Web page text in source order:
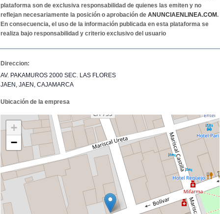
plataforma son de exclusiva responsabilidad de quienes las emiten y no
reflejan necesariamente la posición o aprobación de ANUNCIAENLINEA.COM.
En consecuencia, el uso de la información publicada en esta plataforma se
realiza bajo responsabilidad y criterio exclusivo del usuario
Direccion:
AV. PAKAMUROS 2000 SEC. LAS FLORES
JAEN, JAEN, CAJAMARCA
Ubicación de la empresa
+
−